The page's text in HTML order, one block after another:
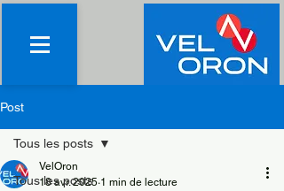
Post
Tous les posts
Tous les posts
VelOron
18 avr. 2025 1 min de lecture